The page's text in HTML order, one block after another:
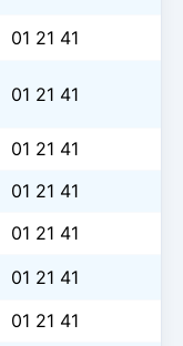
01 21 41
01 21 41
01 21 41
01 21 41
01 21 41
01 21 41
01 21 41